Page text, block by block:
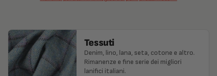
Tessuti
Denim, lino, lana, seta, cotone e altro.
Rimanenze e fine serie dei migliori
lanifici italiani.